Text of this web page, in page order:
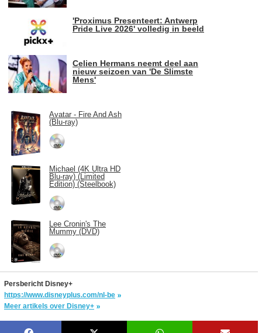
'Proximus Presenteert: Antwerp
Pride Live 2026' volledig in beeld
Celien Hermans neemt deel aan
nieuw seizoen van 'De Slimste
Mens'
Avatar - Fire And Ash
(Blu-ray)
Michael (4K Ultra HD
Blu-ray) (Limited
Edition) (Steelbook)
Lee Cronin's The
Mummy (DVD)
Persbericht Disney+
https://www.disneyplus.com/nl-be
Meer artikels over Disney+